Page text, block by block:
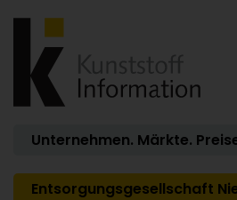
Unternehmen. Märkte.
Entsorgungsgesellschaft